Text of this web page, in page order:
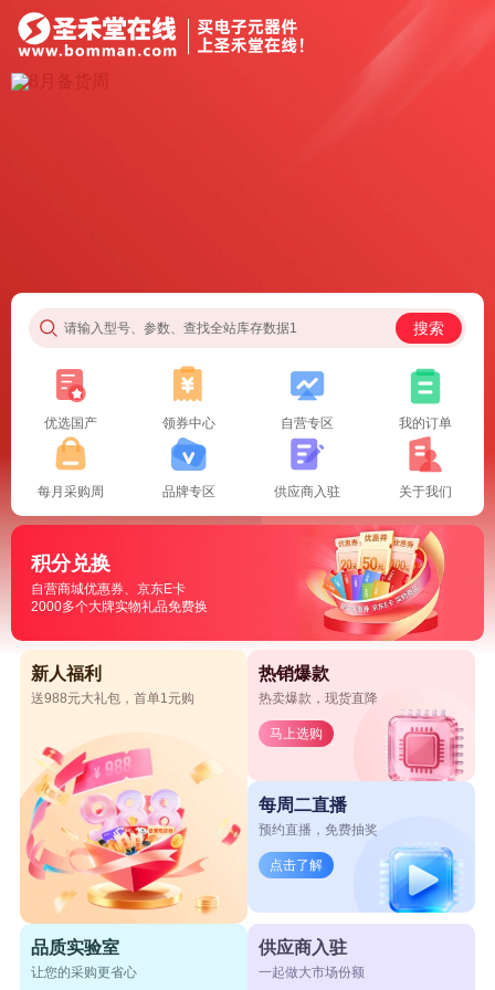
请输入型号、参数、查找全站库存数据1 搜索
优选国产 领券中心 自营专区 我的订单
每月采购周 品牌专区 供应商入驻 关于我们
积分兑换
自营商城优惠券、京东E卡
2000多个大牌实物礼品免费换
新人福利
送988元大礼包，首单1元购
热销爆款
热卖爆款，现货直降
马上选购
每周二直播
预约直播，免费抽奖
点击了解
品质实验室
让您的采购更省心
供应商入驻
一起做大市场份额